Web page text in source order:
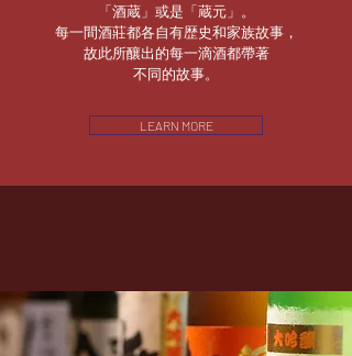
「酒蔵」或是「蔵元」。
每一間酒莊都各自有歴史和家族故事，
故此所釀出的每一滴酒都帶著
不同的故事。
LEARN MORE